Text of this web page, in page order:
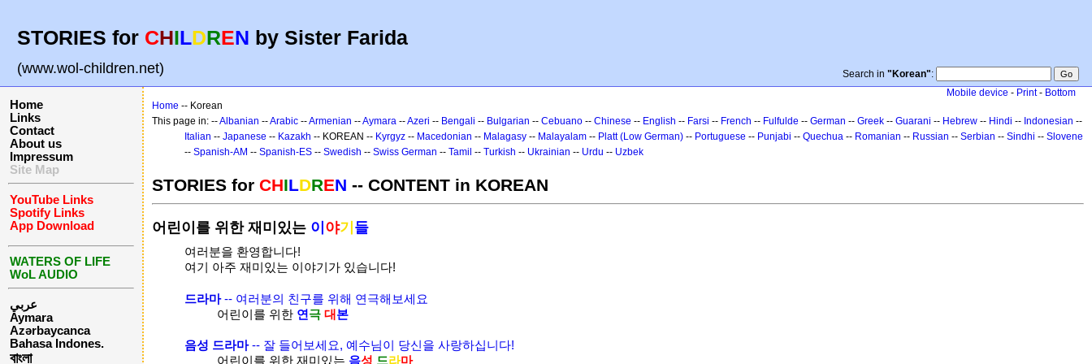
STORIES for CHILDREN by Sister Farida
(www.wol-children.net) Search in "Korean":
Home
Links
Contact
About us
Impressum
Site Map
YouTube Links
Spotify Links
App Download
WATERS OF LIFE
WoL AUDIO
عربي
Aymara
Azərbaycanca
Bahasa Indones.
বাংলা
Mobile device - Print- Bottom
Home -- Korean
This page in: --Albanian --Arabic --Armenian --Aymara --Azeri -- Bengali -- Bulgarian -- Cebuano -- Chinese -- English -- Farsi -- French -- Fulfulde -- German -- Greek -- Guarani -- Hebrew -- Hindi -- Indonesian --
Italian -- Japanese -- Kazakh -- KOREAN -- Kyrgyz -- Macedonian -- Malagasy -- Malayalam -- Platt (Low German) -- Portuguese -- Punjabi -- Quechua -- Romanian -- Russian -- Serbian -- Sindhi -- Slovene
-- Spanish-AM -- Spanish-ES -- Swedish -- Swiss German -- Tamil -- Turkish -- Ukrainian -- Urdu -- Uzbek
STORIES for CHILDREN -- CONTENT in KOREAN
어린이를 위한 재미있는 이 야기 들
여러분을 환영합니다!
여기 아주 재미있는 이야기가 있습니다!
드라마-- 여러분의 친구를 위해 연극해보세요
어린이를 위한 연극 대본
음성 드라마-- 잘 들어보세요, 예수님이 당신을 사랑하십니다!
어린이를 위한 재미있는 음성 드라마